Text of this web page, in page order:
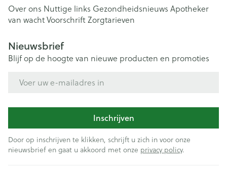
Over ons Nuttige links Gezondheidsnieuws Apotheker
van wachtVoorschriftZorgtarieven
Nieuwsbrief
Blijf op de hoogte van nieuwe producten en promoties
Inschrijven
Door op inschrijven te klikken, schrijft u zich in voor onze
nieuwsbrief en gaat u akkoord met onze privacy policy.